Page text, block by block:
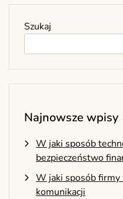
Szukaj
Najnowsze wpisy
W jaki sposób
bezpieczeństwo
W jaki sposób
komunikacji